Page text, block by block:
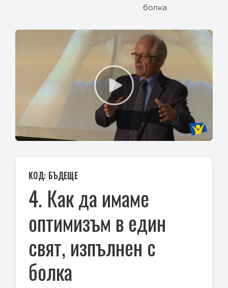
болка
Play
Video
КОД: БЪДЕЩЕ
4. Как да имаме
оптимизъм в един
свят, изпълнен с
болка